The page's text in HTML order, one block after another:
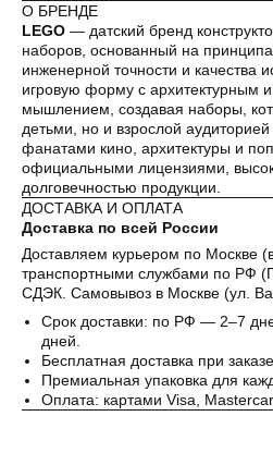
О БРЕНДЕ
LEGO — датский бренд
наборов, основанный на
инженерной точности и качества
игровую форму с архитектурным
мышлением, создавая наборы,
детьми, но и взрослой
фанатами кино, архитектуры и
официальными лицензиями,
долговечностью продукции.
ДОСТАВКА И ОПЛАТА
Доставка по всей России
Доставляем курьером по Москве
транспортными службами по РФ
СДЭК. Самовывоз в Москве (ул.
Срок доставки: по РФ — 2–7
дней.
Бесплатная доставка при
Премиальная упаковка для
Оплата: картами Visa,